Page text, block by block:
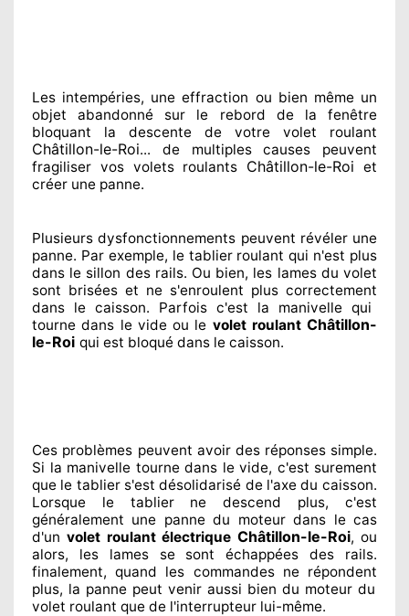
Les intempéries, une effraction ou bien même un
objet abandonné sur le rebord de la fenêtre
bloquant la descente de votre volet roulant
Châtillon-le-Roi... de multiplescauses peuvent
fragiliser vos volets roulants Châtillon-le-Roi et
créer une panne.
Plusieurs dysfonctionnements peuvent révélerune
panne. Par exemple, le tablier roulant qui n'est plus
dans le sillon des rails. Ou bien, les lames du volet
sont brisées et ne s'enroulent plus correctement
dans le caisson. Parfois c'est la manivelle qui
tourne dans le vide ou le volet roulant Châtillon-
le-Roi qui est bloqué dans le caisson.
Ces problèmes peuvent avoir des réponses simple.
Si la manivelle tourne dans le vide, c'est surement
que le tablier s'est désolidarisé de l'axe du caisson.
Lorsque le tablier ne descend plus, c'est
généralement une panne du moteur dans le cas
d'un volet roulant électriqueChâtillon-le-Roi, ou
alors, les lames se sont échappées des rails.
finalement, quand les commandes ne répondent
plus, la panne peut venir aussi bien du moteur du
volet roulant que de l'interrupteur lui-même.